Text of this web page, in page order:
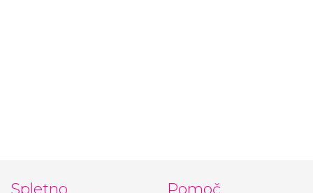
Spletno
Pomoč